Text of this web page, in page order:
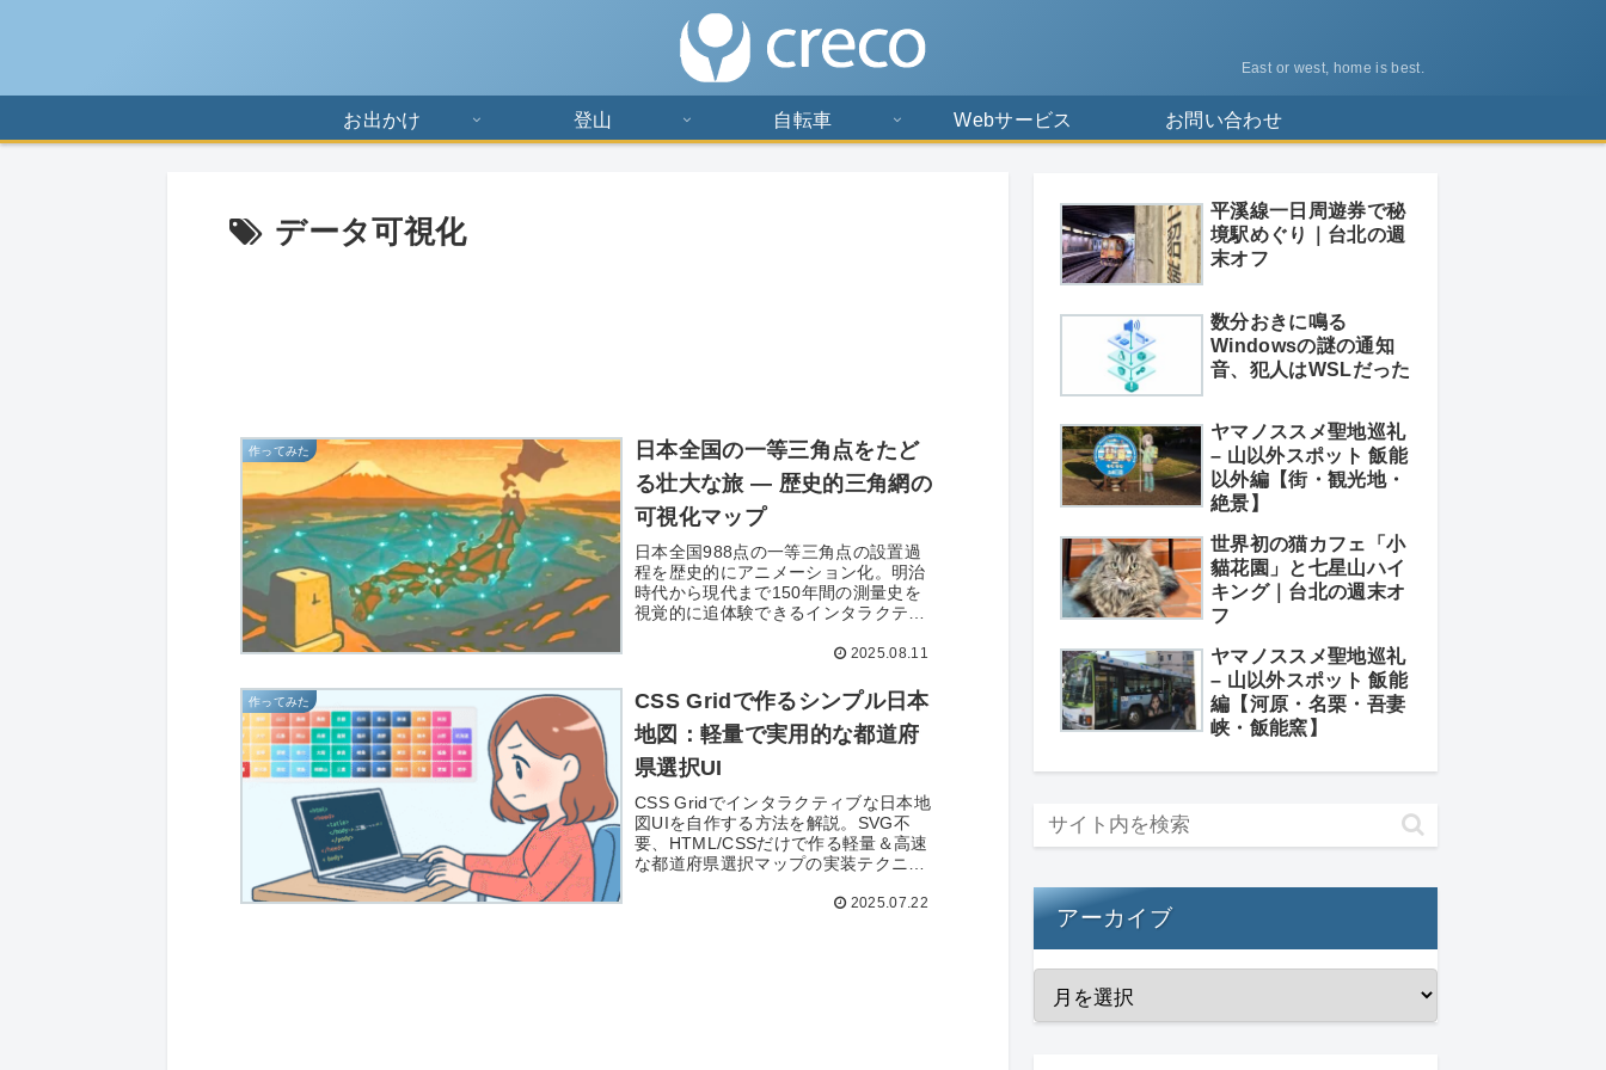
East or west, home is best.
お出かけ 登山 自転車 Webサービス お問い合わせ
データ可視化
作ってみた
日本全国の一等三角点をたど
る壮大な旅 ― 歴史的三角網の
可視化マップ
日本全国988点の一等三角点の設置過
程を歴史的にアニメーション化。明治
時代から現代まで150年間の測量史を
視覚的に追体験できるインタラクティ
2025.08.11
作ってみた
CSS Gridで作るシンプル日本
地図：軽量で実用的な都道府
県選択UI
CSS Gridでインタラクティブな日本地
図UIを自作する方法を解説。SVG不
要、HTML/CSSだけで作る軽量＆高速
な都道府県選択マップの実装テクニッ
2025.07.22
平溪線一日周遊券で秘
境駅めぐり｜台北の週
末オフ
数分おきに鳴る
Windowsの謎の通知
音、犯人はWSLだった
ヤマノススメ聖地巡礼
– 山以外スポット 飯能
以外編【街・観光地・
絶景】
世界初の猫カフェ「小
貓花園」と七星山ハイ
キング｜台北の週末オ
フ
ヤマノススメ聖地巡礼
– 山以外スポット 飯能
編【河原・名栗・吾妻
峡・飯能窯】
アーカイブ